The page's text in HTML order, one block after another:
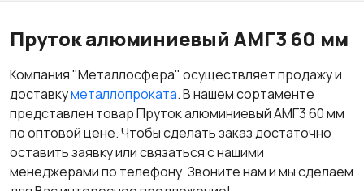
Пруток алюминиевый АМГ3 60 мм
Компания "Металлосфера" осуществляет продажу и
доставкуметаллопроката. В нашем сортаменте
представлен товар Пруток алюминиевый АМГ3 60 мм
по оптовой цене. Чтобы сделать заказ достаточно
оставить заявку или связаться с нашими
менеджерами по телефону. Звоните нам и мы сделаем